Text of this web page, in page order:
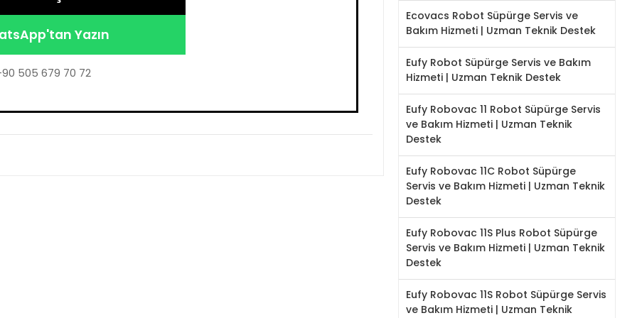
Yazın
505 679 70 72
Ecovacs Robot Süpürge Servis ve
Bakım Hizmeti | Uzman Teknik Destek
Eufy Robot Süpürge Servis ve Bakım
Hizmeti | Uzman Teknik Destek
Eufy Robovac 11 Robot Süpürge Servis
ve Bakım Hizmeti | Uzman Teknik
Destek
Eufy Robovac 11C Robot Süpürge
Servis ve Bakım Hizmeti | Uzman Teknik
Destek
Eufy Robovac 11S Plus Robot Süpürge
Servis ve Bakım Hizmeti | Uzman Teknik
Destek
Eufy Robovac 11S Robot Süpürge Servis
ve Bakım Hizmeti | Uzman Teknik